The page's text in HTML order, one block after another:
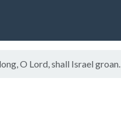
O Lord, shall Israel groan.